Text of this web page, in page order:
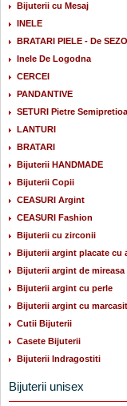
Bijuterii cu Mesaj
INELE
BRATARI PIELE - De
Inele De Logodna
CERCEI
PANDANTIVE
SETURI Pietre
LANTURI
BRATARI
Bijuterii HANDMADE
Bijuterii Copii
CEASURI Argint
CEASURI Fashion
Bijuterii cu zirconii
Bijuterii argint placate cu
Bijuterii argint de mireasa
Bijuterii argint cu perle
Bijuterii argint cu marcasit
Cutii Bijuterii
Casete Bijuterii
Bijuterii Indragostiti
Bijuterii unisex